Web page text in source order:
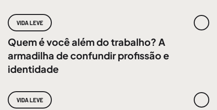
VIDA LEVE
Quem é você além do trabalho? A
armadilha de confundir profissão e
identidade
VIDA LEVE